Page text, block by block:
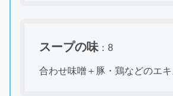
スープの味 ：8
合わせ味噌＋豚・鶏などのエキ